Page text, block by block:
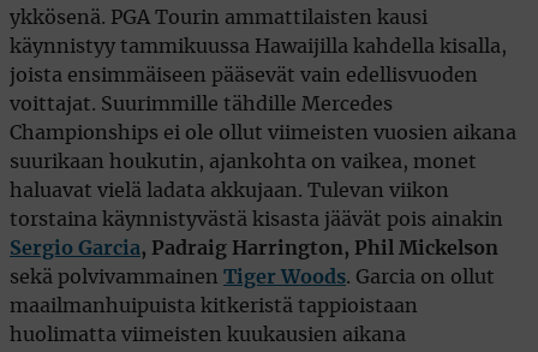
ykkösenä. PGA Tourin ammattilaisten kausi
käynnistyy tammikuussa Hawaijilla kahdella kisalla,
joista ensimmäiseen pääsevät vain edellisvuoden
voittajat. Suurimmille tähdille Mercedes
Championships ei ole ollut viimeisten vuosien aikana
suurikaan houkutin, ajankohta on vaikea, monet
haluavat vielä ladata akkujaan. Tulevan viikon
torstaina käynnistyvästä kisasta jäävät pois ainakin
Sergio Garcia, Padraig Harrington, Phil Mickelson
sekä polvivammainen Tiger Woods. Garcia on ollut
maailmanhuipuista kitkeristä tappioistaan
huolimatta viimeisten kuukausien aikana